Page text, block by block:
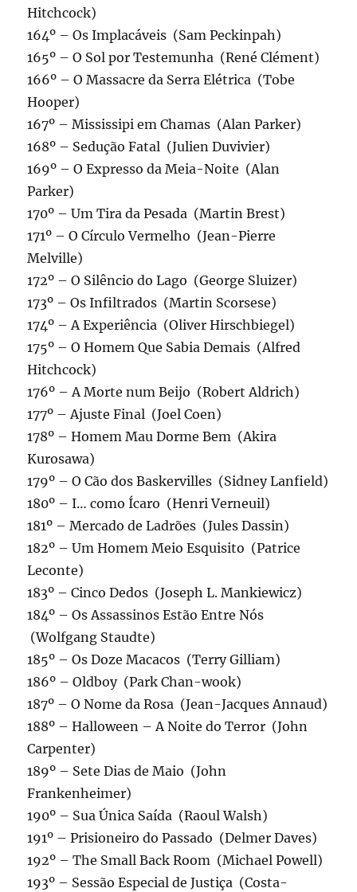
Hitchcock)
164º – Os Implacáveis (Sam Peckinpah)
165º – O Sol por Testemunha (René Clément)
166º – O Massacre da Serra Elétrica (Tobe
Hooper)
167º – Mississipi em Chamas (Alan Parker)
168º – Sedução Fatal (Julien Duvivier)
169º – O Expresso da Meia-Noite (Alan
Parker)
170º – Um Tira da Pesada (Martin Brest)
171º – O Círculo Vermelho (Jean-Pierre
Melville)
172º – O Silêncio do Lago (George Sluizer)
173º – Os Infiltrados (Martin Scorsese)
174º – A Experiência (Oliver Hirschbiegel)
175º – O Homem Que Sabia Demais (Alfred
Hitchcock)
176º – A Morte num Beijo (Robert Aldrich)
177º – Ajuste Final (Joel Coen)
178º – Homem Mau Dorme Bem (Akira
Kurosawa)
179º – O Cão dos Baskervilles (Sidney Lanfield)
180º – I… como Ícaro (Henri Verneuil)
181º – Mercado de Ladrões (Jules Dassin)
182º – Um Homem Meio Esquisito (Patrice
Leconte)
183º – Cinco Dedos (Joseph L. Mankiewicz)
184º – Os Assassinos Estão Entre Nós
(Wolfgang Staudte)
185º – Os Doze Macacos (Terry Gilliam)
186º – Oldboy (Park Chan-wook)
187º – O Nome da Rosa (Jean-Jacques Annaud)
188º – Halloween – A Noite do Terror (John
Carpenter)
189º – Sete Dias de Maio (John
Frankenheimer)
190º – Sua Única Saída (Raoul Walsh)
191º – Prisioneiro do Passado (Delmer Daves)
192º – The Small Back Room (Michael Powell)
193º – Sessão Especial de Justiça (Costa-